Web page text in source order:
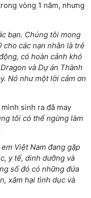
vòng 1 năm, nhưng
bạn. Chúng tôi mong
các nạn nhân là trẻ
có hoàn cảnh khó
và Dự án Thành
Nó như một lời cảm ơn
sinh ra đã may
tôi có thể ngừng làm
Việt Nam đang gặp
y tế, dinh dưỡng và
số đó có những đứa
xâm hại tình dục và